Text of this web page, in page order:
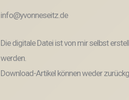
info@yvonneseitz.de
Die digitale Datei ist von mir selbst
werden.
Download-Artikel können weder